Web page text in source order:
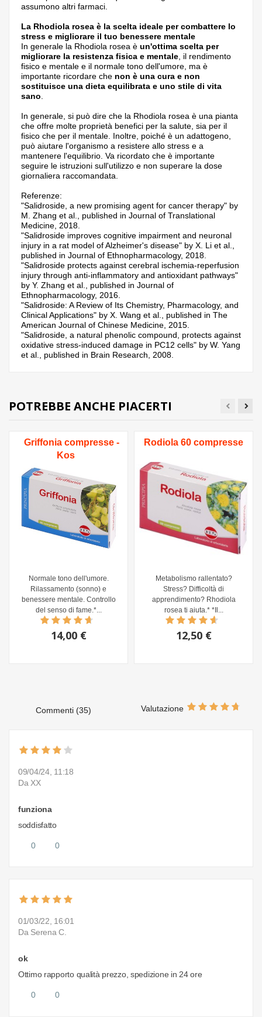
assumono altri farmaci.
La Rhodiola rosea è la scelta ideale per combattere lo
stress e migliorare il tuo benessere mentale
In generale la Rhodiola rosea è un'ottima scelta per
migliorare la resistenza fisica e mentale , il rendimento
fisico e mentale e il normale tono dell'umore, ma è
importante ricordare che non è una cura e non
sostituisce una dieta equilibrata e uno stile di vita
sano
In generale, si può dire che la Rhodiola rosea è una pianta
che offre molte proprietà benefici per la salute, sia per il
fisico che per il mentale. Inoltre, poiché è un adattogeno,
può aiutare l'organismo a resistere allo stress e a
mantenere l'equilibrio. Va ricordato che è importante
seguire le istruzioni sull'utilizzo e non superare la dose
giornaliera raccomandata.
Referenze:
"Salidroside, a new promising agent for cancer therapy" by
M. Zhang et al., published in Journal of Translational
Medicine, 2018.
"Salidroside improves cognitive impairment and neuronal
injury in a rat model of Alzheimer's disease" by X. Li et al.,
published in Journal of Ethnopharmacology, 2018.
"Salidroside protects against cerebral ischemia-reperfusion
injury through anti-inflammatory and antioxidant pathways"
by Y. Zhang et al., published in Journal of
Ethnopharmacology, 2016.
"Salidroside: A Review of Its Chemistry, Pharmacology, and
Clinical Applications" by X. Wang et al., published in The
American Journal of Chinese Medicine, 2015.
"Salidroside, a natural phenolic compound, protects against
oxidative stress-induced damage in PC12 cells" by W. Yang
et al., published in Brain Research, 2008.
POTREBBE ANCHE PIACERTI
Griffonia compresse -
Kos
Normale tono dell'umore.
Rilassamento (sonno) e
benessere mentale. Controllo
del senso di fame.*...
14,00 €
Rodiola 60 compresse
Metabolismo rallentato?
Stress? Difficoltà di
apprendimento? Rhodiola
rosea ti aiuta.* *Il...
12,50 €
Commenti (35) Valutazione
09/04/24, 11:18
Da XX
funziona
soddisfatto
0 0
01/03/22, 16:01
Da Serena C.
ok
Ottimo rapporto qualità prezzo, spedizione in 24 ore
0 0